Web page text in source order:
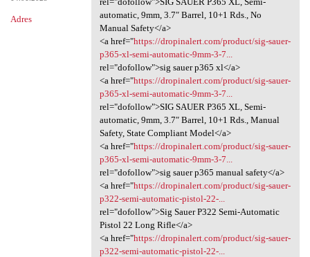
Adres
automatic, 9mm, 3.7″ Barrel, 10+1 Rds., No
Manual Safety</a>
<a href="https://dropinalert.com/product/sig-sauer-
p365-xl-semi-automatic-9mm-3-7...
rel="dofollow">sig sauer p365 xl</a>
<a href="https://dropinalert.com/product/sig-sauer-
p365-xl-semi-automatic-9mm-3-7...
rel="dofollow">SIG SAUER P365 XL, Semi-
automatic, 9mm, 3.7″ Barrel, 10+1 Rds., Manual
Safety, State Compliant Model</a>
<a href="https://dropinalert.com/product/sig-sauer-
p365-xl-semi-automatic-9mm-3-7...
rel="dofollow">sig sauer p365 manual safety</a>
<a href="https://dropinalert.com/product/sig-sauer-
p322-semi-automatic-pistol-22-...
rel="dofollow">Sig Sauer P322 Semi-Automatic
Pistol 22 Long Rifle</a>
<a href="https://dropinalert.com/product/sig-sauer-
p322-semi-automatic-pistol-22-...